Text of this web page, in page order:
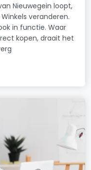
Nieuwegein loopt,
veranderen.
in functie. Waar
kopen, draait het